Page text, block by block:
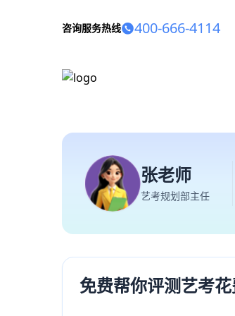
咨询服务热线 400-666-4114
张老师
艺考规划部主任
免费帮你评测艺考